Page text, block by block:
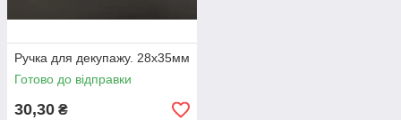
Ручка для декупажу. 28х35мм
Готово до відправки
30,30 ₴